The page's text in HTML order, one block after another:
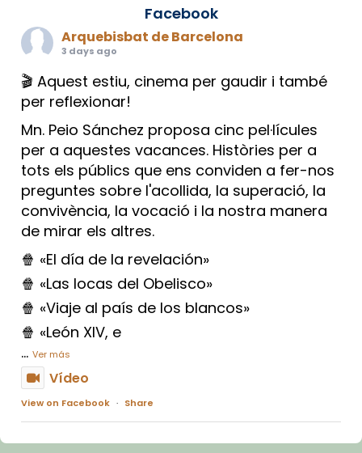
Facebook
Arquebisbat de Barcelona
3 days ago
🎬 Aquest estiu, cinema per gaudir i també
per reflexionar!
Mn. Peio Sánchez proposa cinc pel·lícules
per a aquestes vacances. Històries per a
tots els públics que ens conviden a fer-nos
preguntes sobre l'acollida, la superació, la
convivència, la vocació i la nostra manera
de mirar els altres.
🍿 «El día de la revelación»
🍿 «Las locas del Obelisco»
🍿 «Viaje al país de los blancos»
🍿 «León XIV, e
... Ver más
Vídeo
View on Facebook · Share
Arquebisbat de Barcelona